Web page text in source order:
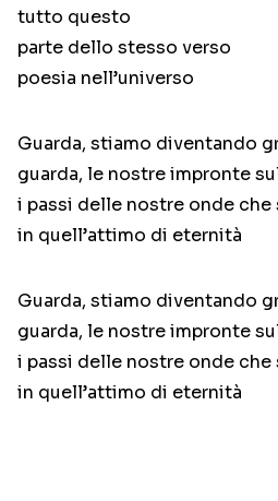
tutto questo
parte dello stesso verso
poesia nell’universo
Guarda, stiamo diventando
guarda, le nostre impronte
i passi delle nostre onde
in quell’attimo di eternità
Guarda, stiamo diventando
guarda, le nostre impronte
i passi delle nostre onde
in quell’attimo di eternità